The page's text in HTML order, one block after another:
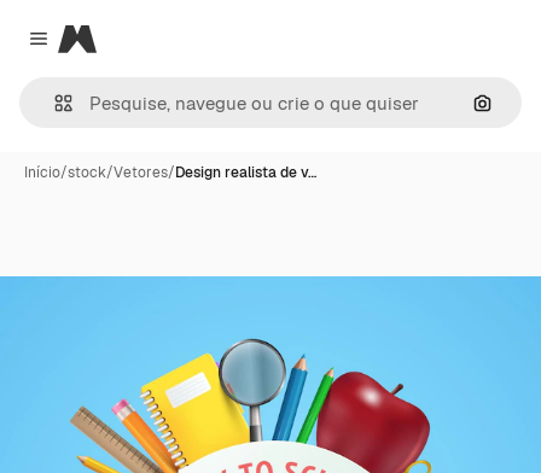
Close menu
Magnific
Início/stock/Vetores/Design realista de v…